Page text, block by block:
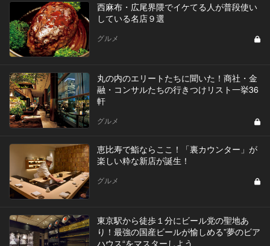
西麻布・広尾界隈でイケてる人が普段使い
している名店９選
グルメ
丸の内のエリートたちに聞いた！商社・金
融・コンサルたちの行きつけリスト一挙36
軒
グルメ
恵比寿で鮨ならここ！「裏カウンター」が
楽しい粋な新店が誕生！
グルメ
東京駅から徒歩１分にビール党の聖地あ
り！最強の国産ビールが愉しめる”夢のビア
ハウス“をマスターしよう